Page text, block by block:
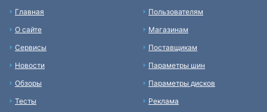
Главная
О сайте
Сервисы
Новости
Обзоры
Тесты
Пользователям
Магазинам
Поставщикам
Параметры шин
Параметры дисков
Реклама